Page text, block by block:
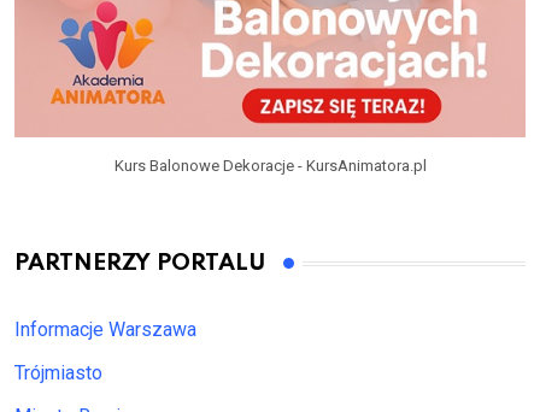
Kurs Balonowe Dekoracje - KursAnimatora.pl
PARTNERZY PORTALU
Informacje Warszawa
Trójmiasto